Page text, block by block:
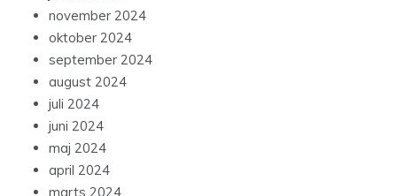
november 2024
oktober 2024
september 2024
august 2024
juli 2024
juni 2024
maj 2024
april 2024
marts 2024